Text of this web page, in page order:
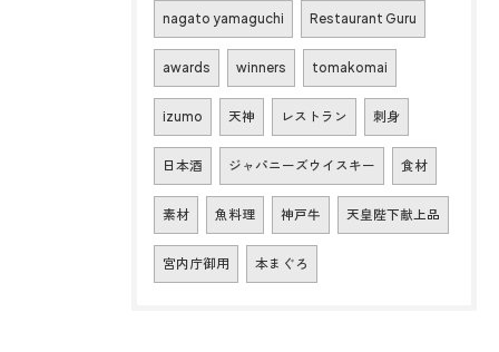
nagato yamaguchi Restaurant Guru
awards winners tomakomai
izumo 天神 レストラン 刺身
日本酒 ジャパニーズウイスキー 食材
素材 魚料理 神戸牛 天皇陛下献上品
宮内庁御用 本まぐろ